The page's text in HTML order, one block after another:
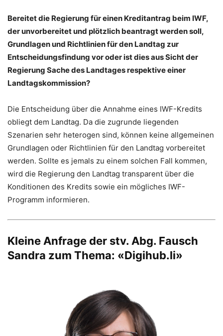
Bereitet die Regierung für einen Kreditantrag beim IWF,
der unvorbereitet und plötzlich beantragt werden soll,
Grundlagen und Richtlinien für den Landtag zur
Entscheidungsfindung vor oder ist dies aus Sicht der
Regierung Sache des Landtages respektive einer
Landtagskommission?
Die Entscheidung über die Annahme eines IWF-Kredits
obliegt dem Landtag. Da die zugrunde liegenden
Szenarien sehr heterogen sind, können keine allgemeinen
Grundlagen oder Richtlinien für den Landtag vorbereitet
werden. Sollte es jemals zu einem solchen Fall kommen,
wird die Regierung den Landtag transparent über die
Konditionen des Kredits sowie ein mögliches IWF-
Programm informieren.
Kleine Anfrage der stv. Abg. Fausch
Sandra zum Thema: «Digihub.li»